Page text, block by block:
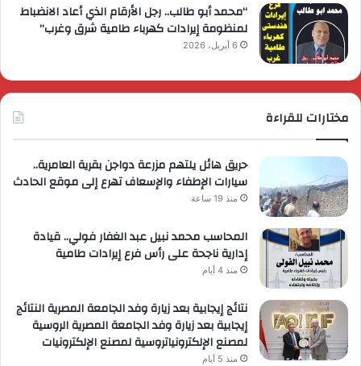
“محمد أبو طالب.. رجل الأرقام الذي أعاد الانضباط
لمنظومة إيرادات كهرباء طامية شرق وغرب”
6 أبريل، 2026
مختارات للقراءة
حريق هائل يلتهم مزرعة دواجن بقرية العامرية..
سيارات الإطفاء والإسعاف تهرع إلى موقع الحادث
منذ 19 ساعة
المحاسب محمد نبيل عبد الغفار فولي.. قيادة
إدارية ناجحة على رأس فرع إيرادات طامية
منذ 4 أيام
نتائج إيجابية بعد زيارة وفد الجامعة المصرية النتائج
إيجابية بعد زيارة وفد الجامعة المصرية الروسية
لمصنع الإلكترونياتروسية لمصنع الإلكترونيات
منذ 5 أيام